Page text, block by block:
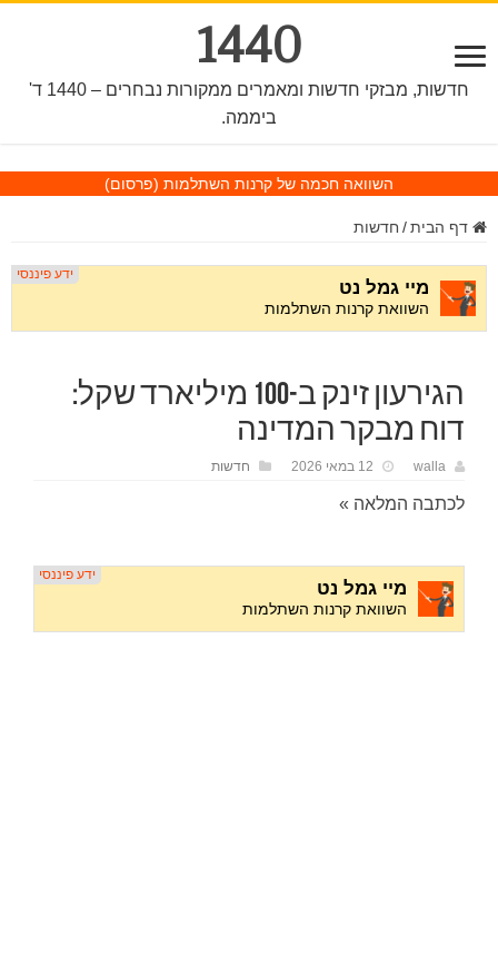
1440
חדשות, מבזקי חדשות ומאמרים ממקורות נבחרים – 1440 ד'
ביממה.
השוואה חכמה של קרנות השתלמות (פרסום)
דף הבית / חדשות
הגירעון זינק ב-100 מיליארד שקל:
דוח מבקר המדינה
walla 12 במאי 2026 חדשות
לכתבה המלאה »